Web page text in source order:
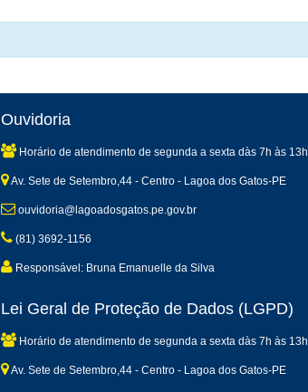
Ouvidoria
Horário de atendimento de segunda a sexta dàs 7h às 13h
Av. Sete de Setembro,44 - Centro - Lagoa dos Gatos-PE
ouvidoria@lagoadosgatos.pe.gov.br
(81) 3692-1156
Responsável: Bruna Emanuelle da Silva
Lei Geral de Proteção de Dados (LGPD)
Horário de atendimento de segunda a sexta dàs 7h às 13h
Av. Sete de Setembro,44 - Centro - Lagoa dos Gatos-PE